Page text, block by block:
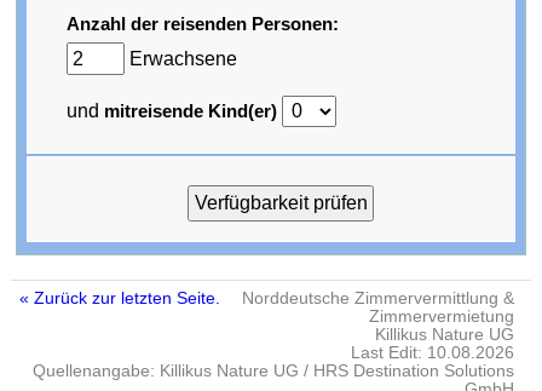
Anzahl der reisenden Personen:
Erwachsene
und mitreisende Kind(er)
« Zurück zur letzten Seite.
Norddeutsche Zimmervermittlung &
Zimmervermietung
Killikus Nature UG
Last Edit: 10.08.2026
Quellenangabe: Killikus Nature UG / HRS Destination Solutions